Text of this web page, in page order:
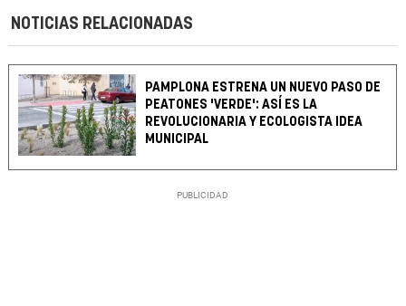
NOTICIAS RELACIONADAS
PAMPLONA ESTRENA UN NUEVO PASO DE
PEATONES 'VERDE': ASÍ ES LA
REVOLUCIONARIA Y ECOLOGISTA IDEA
MUNICIPAL